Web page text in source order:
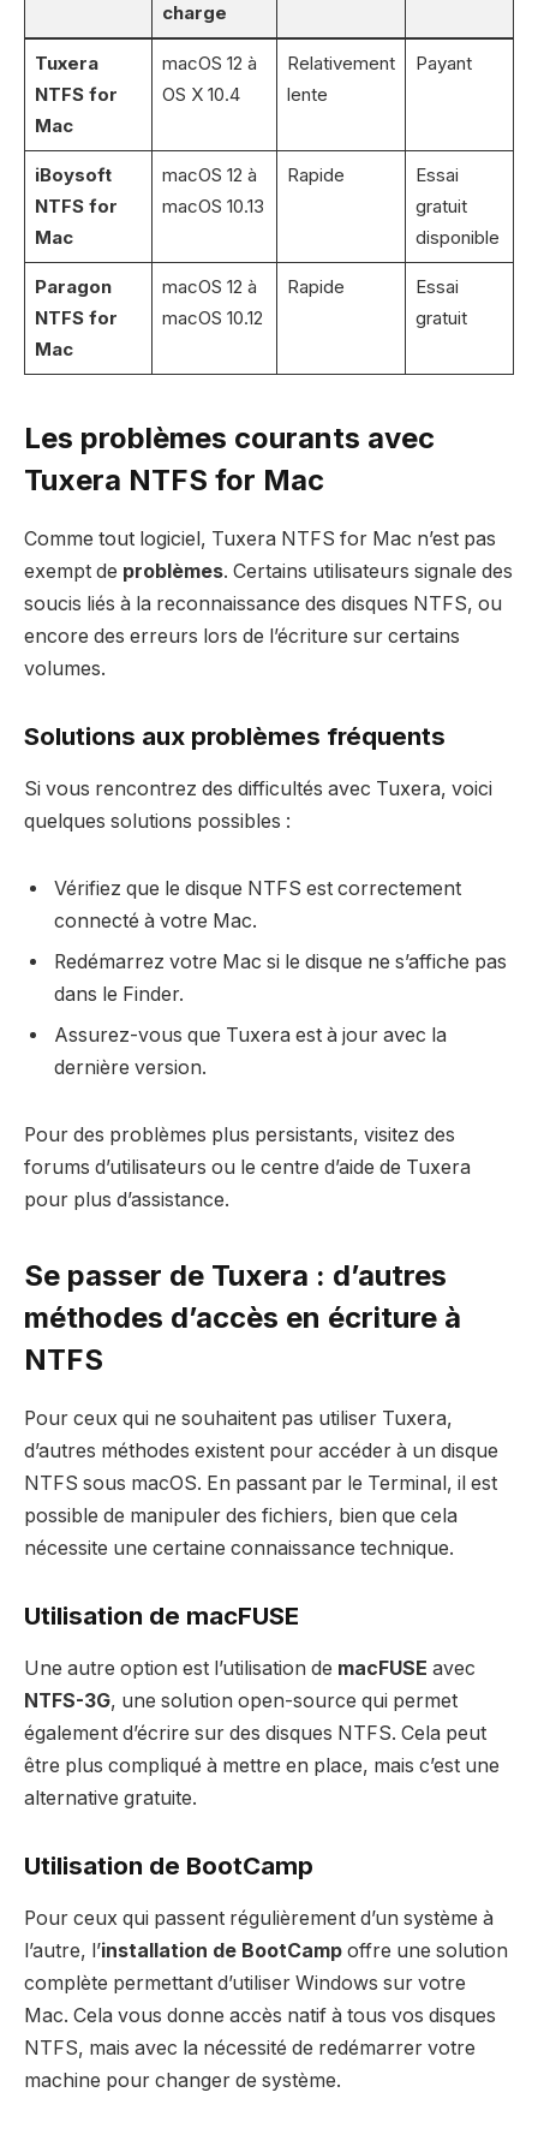
charge
Tuxera
NTFS for
Mac
macOS 12 à
OS X 10.4
Relativement
lente
Payant
iBoysoft
NTFS for
Mac
macOS 12 à
macOS 10.13
Rapide
Essai
gratuit
disponible
Paragon
NTFS for
Mac
macOS 12 à
macOS 10.12
Rapide
Essai
gratuit
Les problèmes courants avec
Tuxera NTFS for Mac
Comme tout logiciel, Tuxera NTFS for Mac n’est pas
exempt de problèmes. Certains utilisateurs signale des
soucis liés à la reconnaissance des disques NTFS, ou
encore des erreurs lors de l’écriture sur certains
volumes.
Solutions aux problèmes fréquents
Si vous rencontrez des difficultés avec Tuxera, voici
quelques solutions possibles :
Vérifiez que le disque NTFS est correctement
connecté à votre Mac.
Redémarrez votre Mac si le disque ne s’affiche pas
dans le Finder.
Assurez-vous que Tuxera est à jour avec la
dernière version.
Pour des problèmes plus persistants, visitez des
forums d’utilisateurs ou le centre d’aide de Tuxera
pour plus d’assistance.
Se passer de Tuxera : d’autres
méthodes d’accès en écriture à
NTFS
Pour ceux qui ne souhaitent pas utiliser Tuxera,
d’autres méthodes existent pour accéder à un disque
NTFS sous macOS. En passant par le Terminal, il est
possible de manipuler des fichiers, bien que cela
nécessite une certaine connaissance technique.
Utilisation de macFUSE
Une autre option est l’utilisation de macFUSE avec
NTFS-3G, une solution open-source qui permet
également d’écrire sur des disques NTFS. Cela peut
être plus compliqué à mettre en place, mais c’est une
alternative gratuite.
Utilisation de BootCamp
Pour ceux qui passent régulièrement d’un système à
l’autre, l’installation de BootCamp offre une solution
complète permettant d’utiliser Windows sur votre
Mac. Cela vous donne accès natif à tous vos disques
NTFS, mais avec la nécessité de redémarrer votre
machine pour changer de système.